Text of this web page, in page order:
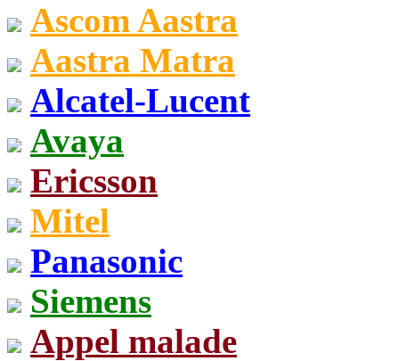
Ascom Aastra
Aastra Matra
Alcatel-Lucent
Avaya
Ericsson
Mitel
Panasonic
Siemens
Appel malade